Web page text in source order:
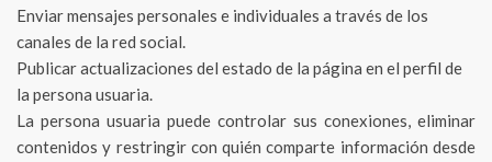
Enviar mensajes personales e individuales a través de los
canales de la red social.
Publicar actualizaciones del estado de la página en el perfil de
la persona usuaria.
La persona usuaria puede controlar sus conexiones, eliminar
contenidos y restringir con quién comparte información desde